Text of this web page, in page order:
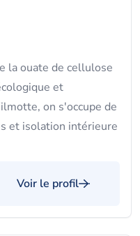
la ouate de cellulose
et
on s'occupe de
et isolation intérieure
Voir le profil